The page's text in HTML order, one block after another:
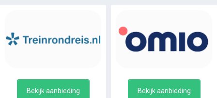
Bekijk aanbieding Bekijk aanbieding